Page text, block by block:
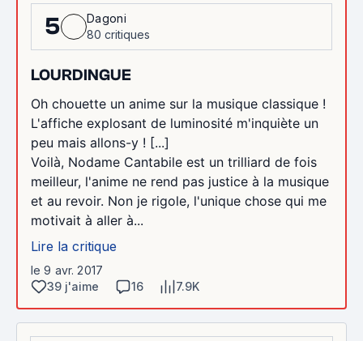
5
Dagoni
80 critiques
LOURDINGUE
Oh chouette un anime sur la musique classique !
L'affiche explosant de luminosité m'inquiète un
peu mais allons-y ! [...]
Voilà, Nodame Cantabile est un trilliard de fois
meilleur, l'anime ne rend pas justice à la musique
et au revoir. Non je rigole, l'unique chose qui me
motivait à aller à...
Lire la critique
le 9 avr. 2017
39 j'aime
16 7.9K